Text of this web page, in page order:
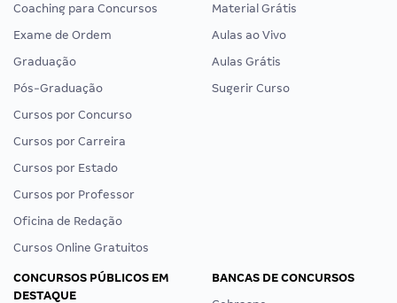
Coaching para Concursos
Exame de Ordem
Graduação
Pós-Graduação
Cursos por Concurso
Cursos por Carreira
Cursos por Estado
Cursos por Professor
Oficina de Redação
Cursos Online Gratuitos
Material Grátis
Aulas ao Vivo
Aulas Grátis
Sugerir Curso
CONCURSOS PÚBLICOS EM
DESTAQUE
BANCAS DE CONCURSOS